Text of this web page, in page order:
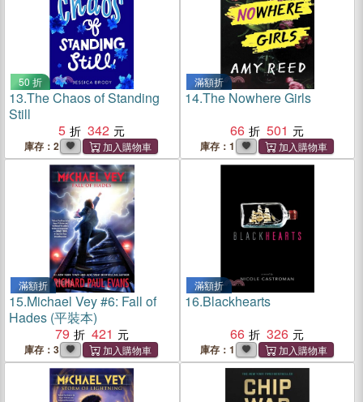
50 折
13.The Chaos of Standing
Still
5
342
庫存：2
滿額折
14.The Nowhere Girls
66
501
庫存：1
滿額折
15.Michael Vey #6: Fall of
Hades (平裝本)
79
421
庫存：3
滿額折
16.Blackhearts
66
326
庫存：1